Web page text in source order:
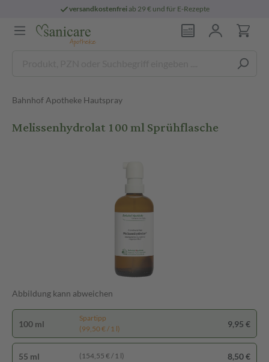
versandkostenfreiab 29 € und für E-Rezepte
Bahnhof Apotheke Hautspray
Melissenhydrolat 100 ml Sprühflasche
Abbildung kann abweichen
100 ml
Spartipp
(99,50 € / 1 l)
9,95 €
55 ml (154,55 € / 1 l) 8,50 €